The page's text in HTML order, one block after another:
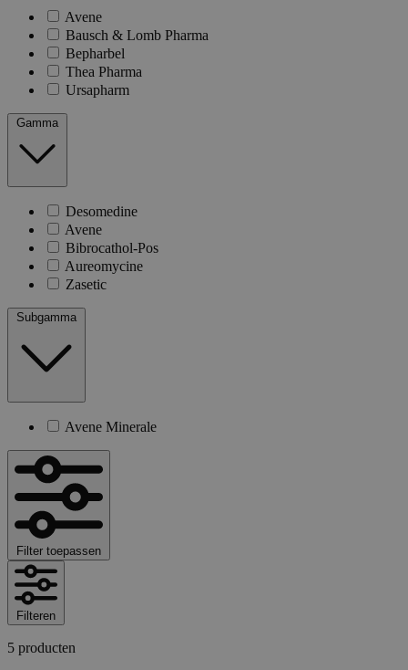
Avene
Bausch & Lomb Pharma
Bepharbel
Thea Pharma
Ursapharm
Gamma
Desomedine
Avene
Bibrocathol-Pos
Aureomycine
Zasetic
Subgamma
Avene Minerale
Filter toepassen
Filteren
5 producten